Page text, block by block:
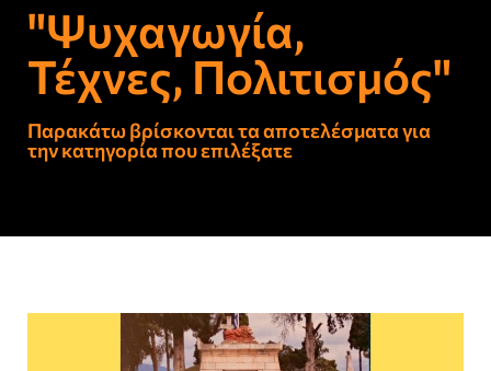
"Ψυχαγωγία,
Τέχνες, Πολιτισμός"
Παρακάτω βρίσκονται τα αποτελέσματα για
την κατηγορία που επιλέξατε